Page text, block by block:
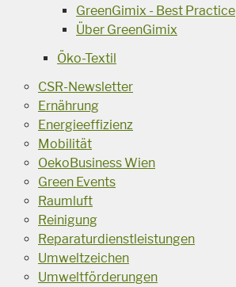
GreenGimix - Best Practice
Über GreenGimix
Öko-Textil
CSR-Newsletter
Ernährung
Energieeffizienz
Mobilität
OekoBusiness Wien
Green Events
Raumluft
Reinigung
Reparaturdienstleistungen
Umweltzeichen
Umweltförderungen